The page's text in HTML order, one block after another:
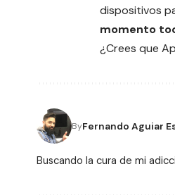
dispositivos
momento
¿Crees que
ByFernando Aguiar
Buscando la cura de mi